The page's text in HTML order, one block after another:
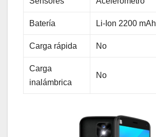
Batería Li-Ion 2200 mAh
Carga rápida No
Carga
inalámbrica
No